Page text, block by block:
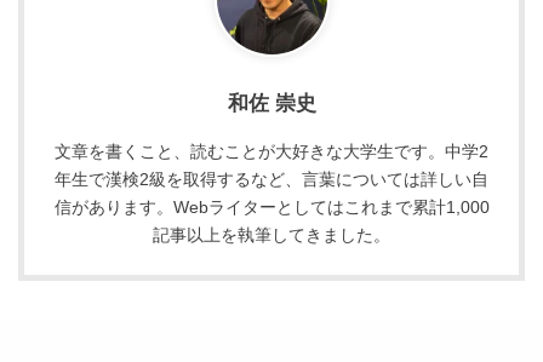
和佐 崇史
文章を書くこと、読むことが大好きな大学生です。中学2
年生で漢検2級を取得するなど、言葉については詳しい自
信があります。Webライターとしてはこれまで累計1,000
記事以上を執筆してきました。